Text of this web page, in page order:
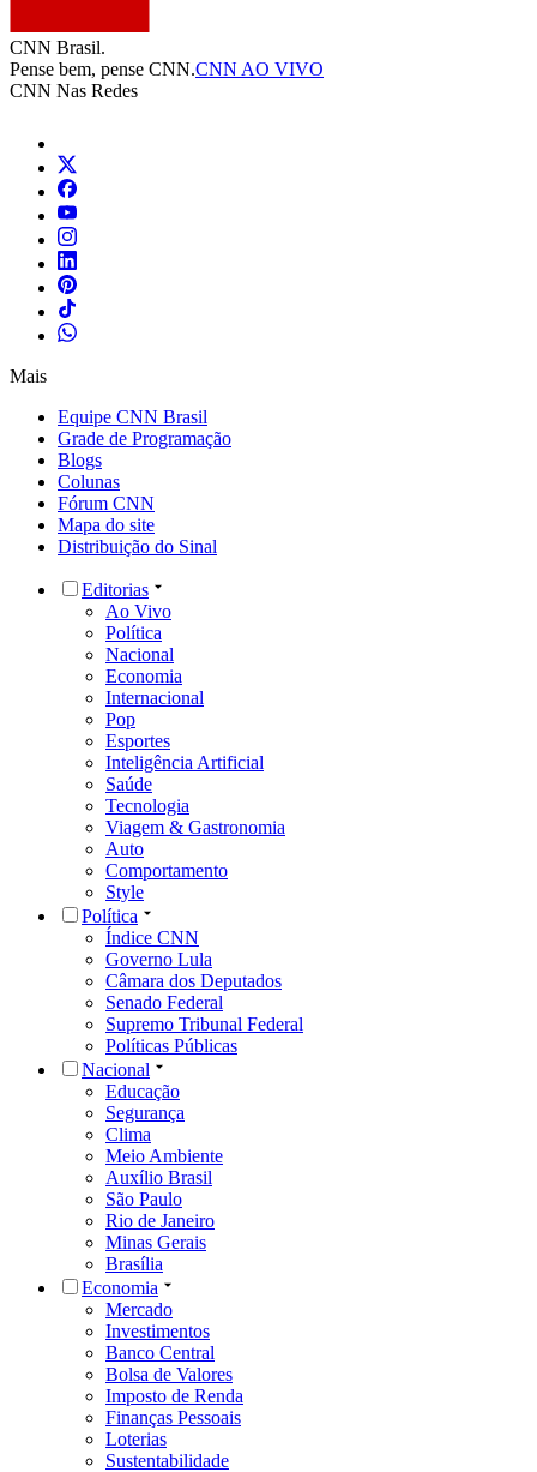
CNN Brasil.
Pense bem, pense CNN.CNN AO VIVO
CNN Nas Redes
Mais
Equipe CNN Brasil
Grade de Programação
Blogs
Colunas
Fórum CNN
Mapa do site
Distribuição do Sinal
Editorias
Ao Vivo
Política
Nacional
Economia
Internacional
Pop
Esportes
Inteligência Artificial
Saúde
Tecnologia
Viagem & Gastronomia
Auto
Comportamento
Style
Política
Índice CNN
Governo Lula
Câmara dos Deputados
Senado Federal
Supremo Tribunal Federal
Políticas Públicas
Nacional
Educação
Segurança
Clima
Meio Ambiente
Auxílio Brasil
São Paulo
Rio de Janeiro
Minas Gerais
Brasília
Economia
Mercado
Investimentos
Banco Central
Bolsa de Valores
Imposto de Renda
Finanças Pessoais
Loterias
Sustentabilidade